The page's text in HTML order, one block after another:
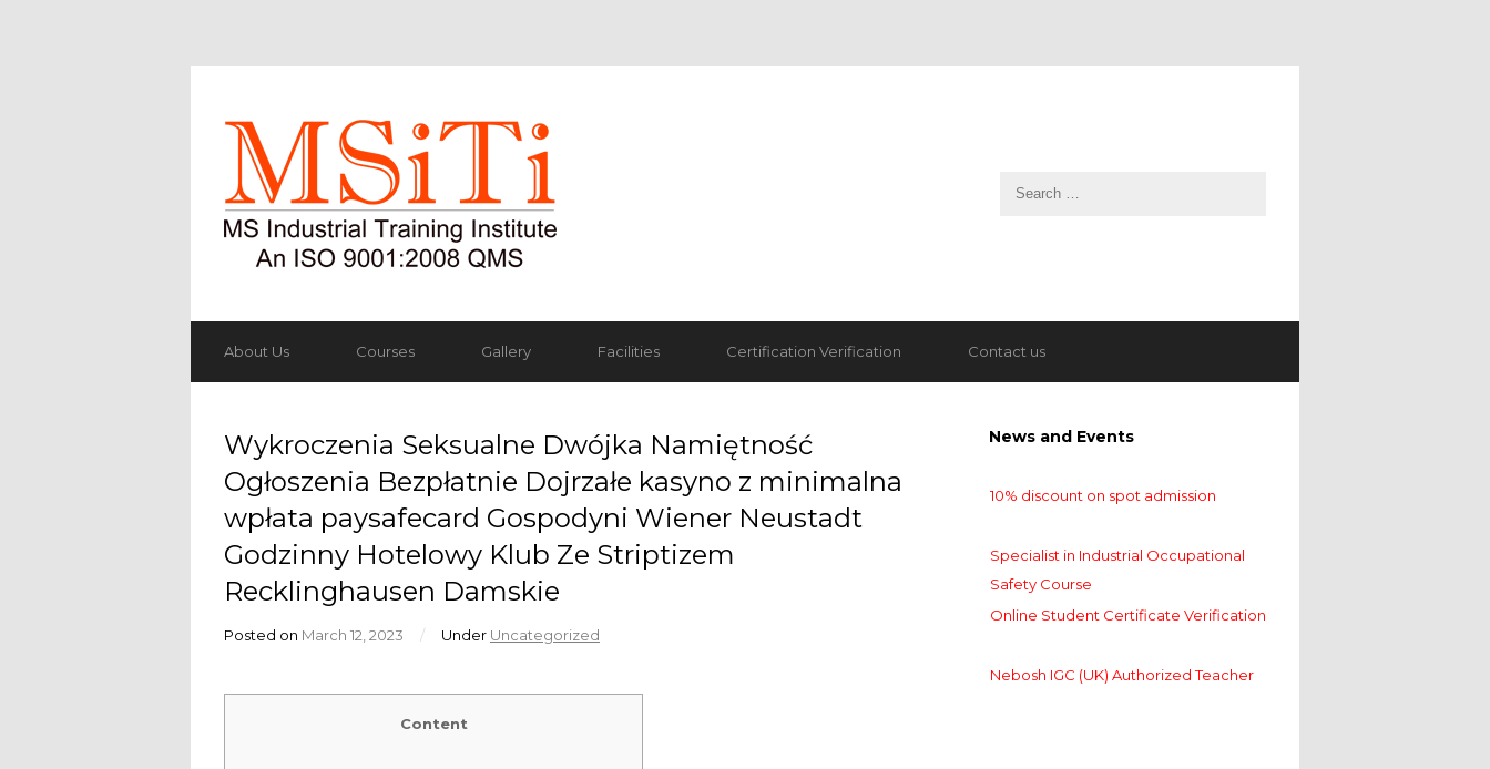
About Us Courses Gallery Facilities Certification Verification Contact us
Wykroczenia Seksualne Dwójka Namiętność
Ogłoszenia Bezpłatnie Dojrzałe kasyno z minimalna
wpłata paysafecard Gospodyni Wiener Neustadt
Godzinny Hotelowy Klub Ze Striptizem
Recklinghausen Damskie
Posted on March 12, 2023 / Under Uncategorized
Content
News and Events
10% discount on spot admission
Specialist in Industrial Occupational
Safety Course
Online Student Certificate Verification
Nebosh IGC (UK) Authorized Teacher